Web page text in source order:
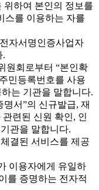
위하여 본인의 정보를
스를 이용하는 자를
자서명인증사업자
.
원회로부터 “본인확
민등록번호를 사용
는 기관을 말합니다.
명서”의 신규발급, 재
련된 신원 확인, 인
관을 말합니다.
결된 서비스를 제공
이용자에게 유일하
를 증명하는 전자적